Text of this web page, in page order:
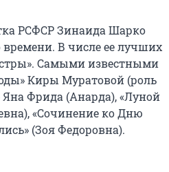
РСФСР Зинаида Шарко
времени. В числе ее лучших
Самыми известными
Киры Муратовой (роль
Яна Фрида (Анарда), «Луной
«Сочинение ко Дню
(Зоя Федоровна).